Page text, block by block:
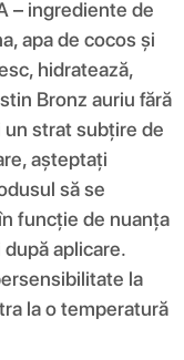
– ingrediente de
apa de cocos și
hidratează,
Bronz auriu fără
strat subțire de
așteptați
să se
funcție de nuanța
aplicare.
la
la o temperatură